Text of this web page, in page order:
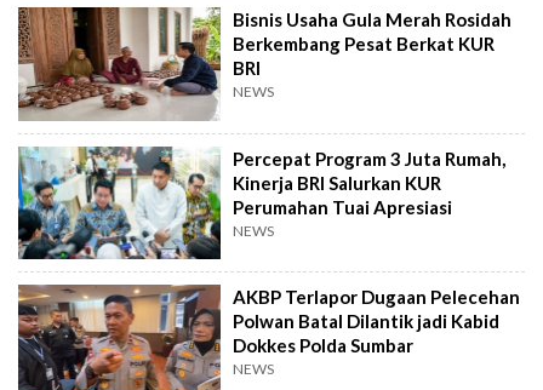
Bisnis Usaha Gula Merah Rosidah
Berkembang Pesat Berkat KUR
BRI
NEWS
Percepat Program 3 Juta Rumah,
Kinerja BRI Salurkan KUR
Perumahan Tuai Apresiasi
NEWS
AKBP Terlapor Dugaan Pelecehan
Polwan Batal Dilantik jadi Kabid
Dokkes Polda Sumbar
NEWS